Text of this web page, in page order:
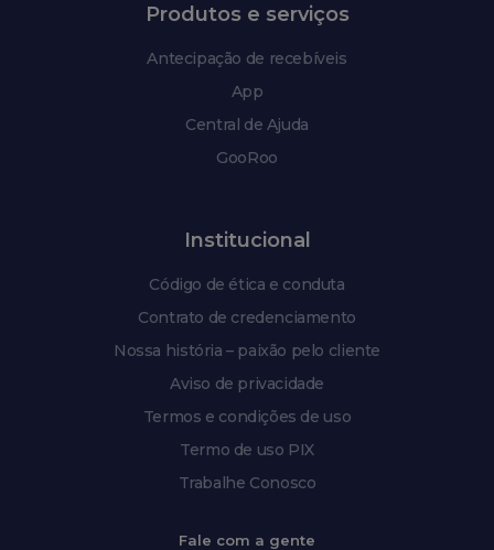
Produtos e serviços
Antecipação de recebíveis
App
Central de Ajuda
GooRoo
Institucional
Código de ética e conduta
Contrato de credenciamento
Nossa história – paixão pelo cliente
Aviso de privacidade
Termos e condições de uso
Termo de uso PIX
Trabalhe Conosco
Fale com a gente